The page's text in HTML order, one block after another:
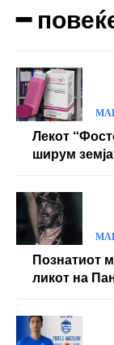
━
Лекот
ширум
Познатиот
ликот на